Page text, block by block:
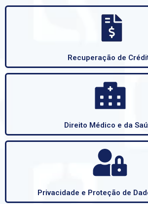
Recuperação de
Direito Médico e da
Privacidade e Proteção de